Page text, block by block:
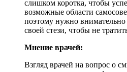
слишком коротка, чтобы
возможные области
поэтому нужно внимательно
своей стези, чтобы не
Мнение врачей:
Взгляд врачей на вопрос о